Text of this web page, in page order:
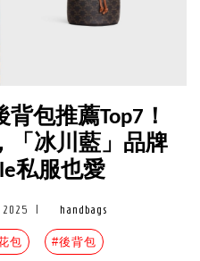
包推薦Top7！
「冰川藍」品牌
私服也愛
2025 handbags
包 #後背包